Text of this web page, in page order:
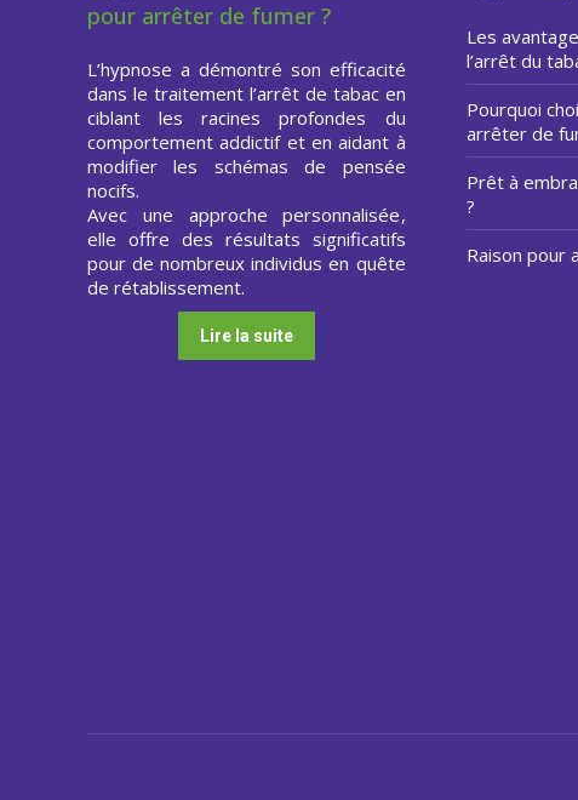
pour arrêter de fumer ?
L’hypnose a démontré son efficacité
dans le traitement l’arrêt de tabac en
ciblant les racines profondes du
comportement addictif et en aidant à
modifier les schémas de pensée
nocifs.
Avec une approche personnalisée,
elle offre des résultats significatifs
pour de nombreux individus en quête
de rétablissement.
Lire la suite
Les
l’arrêt du
Pourquoi
arrêter de
Prêt à
?
Raison pour